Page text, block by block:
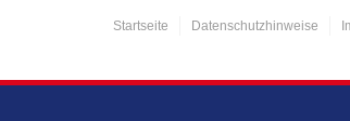
Startseite Datenschutzhinweise